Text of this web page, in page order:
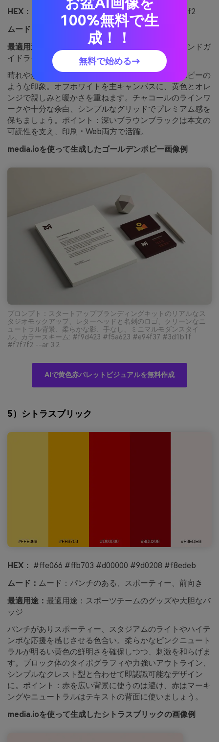
HEX：
#f9d423 #f5a623 #e94f37 #3d1b1f #f7f7f2
ムード：
ムード：晴れやか、自信、モダン
最適用途：
最適用途：スタートアップのロゴやブランドガ
イドライン
晴れやかで自信に満ち、明るい空の下で咲き誇るポピーの
ような印象。オフホワイトを主キャンバスに、黄色とオレ
ンジで親しみと暖かさを重ねます。チャコールのラインワ
ークや十分な余白、シンプルなグリッドでプレミアム感を
保ちましょう。ポイント：深いブラウンブラックは本文の
可読性を支え、印刷・Web両方で活躍。
media.ioを使って生成したゴールデンポピー画像例
プロンプト：スタートアップブランディングキットのリアルなス
タジオモックアップ、レターヘッドと名刺のロゴ、クリーンなニ
ュートラル背景、柔らかな影、手なし、ミニマルモダンスタイ
ル。カラースキーム: #f9d423 #f5a623 #e94f37 #3d1b1f
#f7f7f2 --ar 3:2
AIで黄色赤パレットビジュアルを無料作成
5）シトラスブリック
HEX： #ffe066 #ffb703 #d00000 #9d0208 #f8edeb
ムード： ムード：パンチのある、スポーティー、前向き
最適用途： 最適用途：スポーツチームのグッズや大胆なバ
ッジ
パンチがありスポーティー、スタジアムのライトやハイテ
ンポな応援を感じさせる色合い。柔らかなピンクニュート
ラルが明るい黄色の鮮明さを確保しつつ、刺激を和らげま
す。ブロック体のタイポグラフィや力強いアウトライン、
シンプルなクレスト型と合わせて即認識可能なデザイン
に。ポイント：赤を広い背景に使うのは避け、赤はマーキ
ングやニュートラルはテキストの背面に使いましょう。
media.ioを使って生成したシトラスブリックの画像例
100%無料で生
成！！
無料で始める→